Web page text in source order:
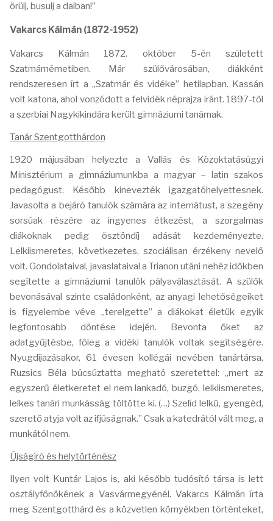
örülj, busulj a dalban!”
Vakarcs Kálmán (1872-1952)
Vakarcs Kálmán 1872. október 5-én született
Szatmárnémetiben. Már szülővárosában, diákként
rendszeresen írt a „Szatmár és vidéke” hetilapban. Kassán
volt katona, ahol vonzódott a felvidék néprajza iránt. 1897-től
a szerbiai Nagykikindára került gimnáziumi tanárnak.
Tanár Szentgotthárdon
1920 májusában helyezte a Vallás és Közoktatásügyi
Minisztérium a gimnáziumunkba a magyar – latin szakos
pedagógust. Később kinevezték igazgatóhelyettesnek.
Javasolta a bejáró tanulók számára az internátust, a szegény
sorsúak részére az ingyenes étkezést, a szorgalmas
diákoknak pedig ösztöndíj adását kezdeményezte.
Lelkiismeretes, következetes, szociálisan érzékeny nevelő
volt. Gondolataival, javaslataival a Trianon utáni nehéz időkben
segítette a gimnáziumi tanulók pályaválasztását. A szülők
bevonásával szinte családonként, az anyagi lehetőségeiket
is figyelembe véve „terelgette” a diákokat életük egyik
legfontosabb döntése idején. Bevonta őket az
adatgyűjtésbe, főleg a vidéki tanulók voltak segítségére.
Nyugdíjazásakor, 61 évesen kollégái nevében tanártársa,
Ruzsics Béla búcsúztatta megható szeretettel: „mert az
egyszerű életkeretet el nem lankadó, buzgó, lelkiismeretes,
lelkes tanári munkásság töltötte ki. (…) Szelíd lelkű, gyengéd,
szerető atyja volt az ifjúságnak.” Csak a katedrától vált meg, a
munkától nem.
Újságíró és helytörténész
Ilyen volt Kuntár Lajos is, aki később tudósító társa is lett
osztályfőnökének a Vasvármegyénél. Vakarcs Kálmán írta
meg Szentgotthárd és a közvetlen környékben történteket,